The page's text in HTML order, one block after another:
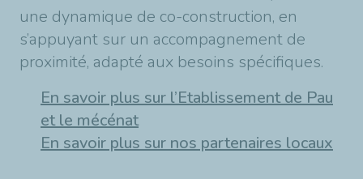
une dynamique de co-construction, en
s’appuyant sur un accompagnement de
proximité, adapté aux besoins spécifiques.
En savoir plus sur l’Etablissement de Pau
et le mécénat
En savoir plus sur nos partenaires locaux